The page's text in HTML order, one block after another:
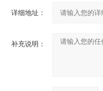
详细地址：
补充说明：